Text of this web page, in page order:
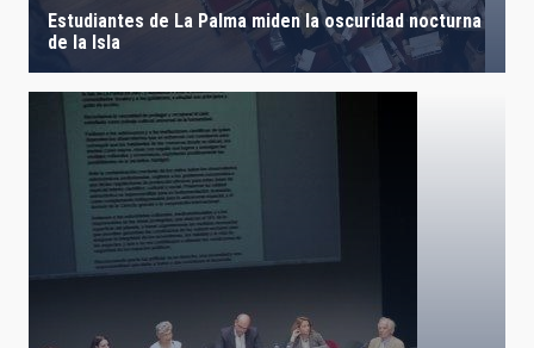
Estudiantes de La Palma miden la oscuridad nocturna
de la Isla